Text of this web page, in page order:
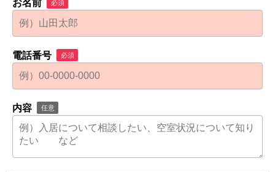
お名前 必須
電話番号 必須
内容 任意